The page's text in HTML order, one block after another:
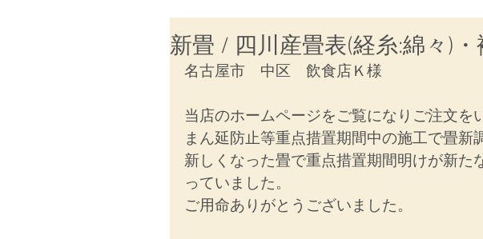
新畳 / 四川産畳表(経糸:綿々)
名古屋市　中区　飲食店Ｋ様
当店のホームページをご覧になりご注文を
まん延防止等重点措置期間中の施工で畳新
新しくなった畳で重点措置期間明けが新た
っていました。
ご用命ありがとうございました。